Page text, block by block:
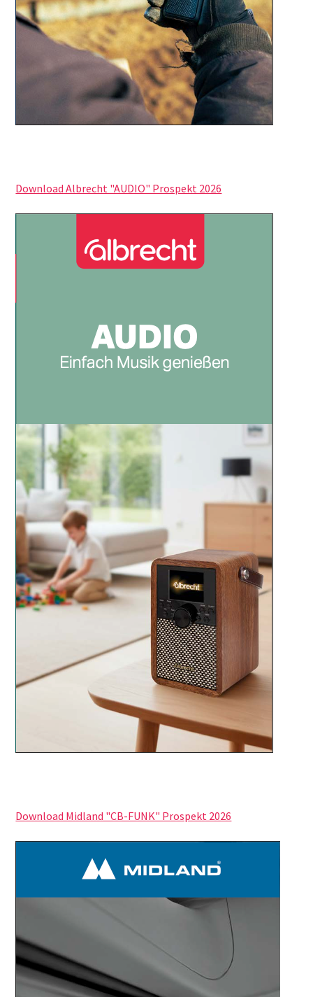
Download Albrecht "AUDIO" Prospekt 2026
Download Midland "CB-FUNK" Prospekt 2026